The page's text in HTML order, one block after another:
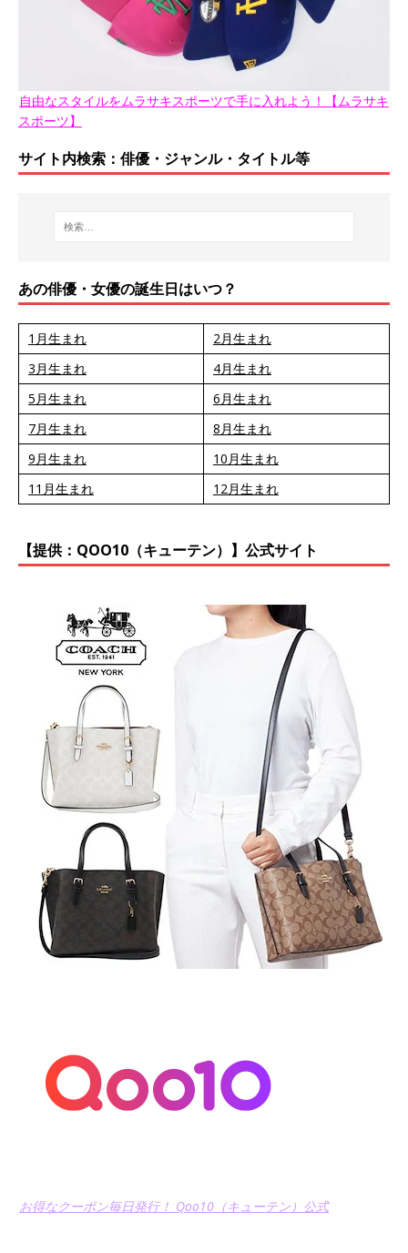
自由なスタイルをムラサキスポーツで手に入れよう！【ムラサキ
スポーツ】
サイト内検索：俳優・ジャンル・タイトル等
あの俳優・女優の誕生日はいつ？
1月生まれ
2月生まれ
3月生まれ
4月生まれ
5月生まれ
6月生まれ
7月生まれ
8月生まれ
9月生まれ
10月生まれ
11月生まれ
12月生まれ
【提供：QOO10（キューテン）】公式サイト
お得なクーポン毎日発行！ Qoo10（キューテン）公式